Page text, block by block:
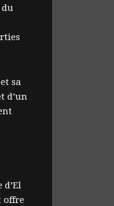
du
sa
d’un
offre